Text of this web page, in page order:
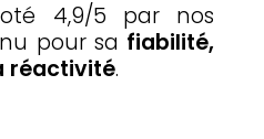
4,9/5 par nos
pour sa fiabilité,
réactivité.